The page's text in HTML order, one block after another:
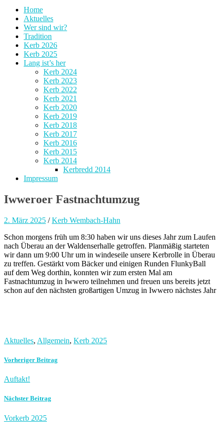
Home
Aktuelles
Wer sind wir?
Tradition
Kerb 2026
Kerb 2025
Lang ist’s her
Kerb 2024
Kerb 2023
Kerb 2022
Kerb 2021
Kerb 2020
Kerb 2019
Kerb 2018
Kerb 2017
Kerb 2016
Kerb 2015
Kerb 2014
Kerbredd 2014
Impressum
Iwweroer Fastnachtumzug
2. März 2025 /Kerb Wembach-Hahn
Schon morgens früh um 8:30 haben wir uns dieses Jahr zum Laufen
nach Überau an der Waldenserhalle getroffen. Planmäßig starteten
wir dann um 9:00 Uhr um in windeseile unsere Kerbrolle in Überau
zu treffen. Gestärkt vom Bäcker und einigen Runden FlunkyBall
auf dem Weg dorthin, konnten wir zum ersten Mal am
Fastnachtumzug in Iwwero teilnehmen und freuen uns bereits jetzt
schon auf den nächsten großartigen Umzug in Iwwero nächstes Jahr
Aktuelles, Allgemein, Kerb 2025
Vorheriger Beitrag
Auftakt!
Nächster Beitrag
Vorkerb 2025